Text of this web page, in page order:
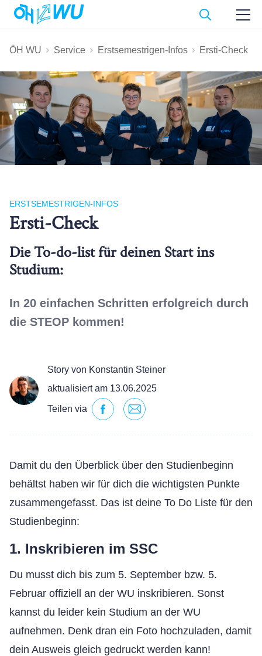
ÖH WU Service Erstsemestrigen-Infos Ersti-Check
ERSTSEMESTRIGEN-INFOS
Ersti-Check
Die To-do-list für deinen Start ins
Studium:
In 20 einfachen Schritten erfolgreich durch
die STEOP kommen!
Story von Konstantin Steiner
aktualisiert am 13.06.2025
Teilen via
Damit du den Überblick über den Studienbeginn
behältst haben wir für dich die wichtigsten Punkte
zusammengefasst. Das ist deine To Do Liste für den
Studienbeginn:
1. Inskribieren im SSC
Du musst dich bis zum 5. September bzw. 5.
Februar offiziell an der WU inskribieren. Sonst
kannst du leider kein Studium an der WU
aufnehmen. Denk dran ein Foto hochzuladen, damit
dein Ausweis gleich gedruckt werden kann!